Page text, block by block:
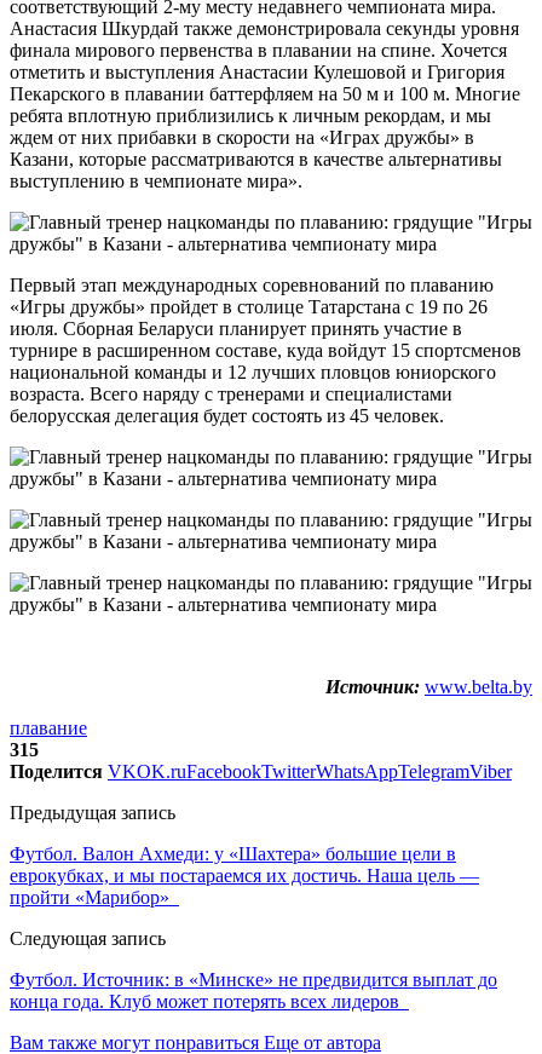
соответствующий 2-му месту недавнего чемпионата мира.
Анастасия Шкурдай также демонстрировала секунды уровня
финала мирового первенства в плавании на спине. Хочется
отметить и выступления Анастасии Кулешовой и Григория
Пекарского в плавании баттерфляем на 50 м и 100 м. Многие
ребята вплотную приблизились к личным рекордам, и мы
ждем от них прибавки в скорости на «Играх дружбы» в
Казани, которые рассматриваются в качестве альтернативы
выступлению в чемпионате мира».
Первый этап международных соревнований по плаванию
«Игры дружбы» пройдет в столице Татарстана с 19 по 26
июля. Сборная Беларуси планирует принять участие в
турнире в расширенном составе, куда войдут 15 спортсменов
национальной команды и 12 лучших пловцов юниорского
возраста. Всего наряду с тренерами и специалистами
белорусская делегация будет состоять из 45 человек.
Источник: www.belta.by
плавание
315
Поделится VKOK.ruFacebookTwitterWhatsAppTelegramViber
Предыдущая запись
Футбол. Валон Ахмеди: у «Шахтера» большие цели в
еврокубках, и мы постараемся их достичь. Наша цель —
пройти «Марибор»
Следующая запись
Футбол. Источник: в «Минске» не предвидится выплат до
конца года. Клуб может потерять всех лидеров
Вам также могут понравиться Еще от автора